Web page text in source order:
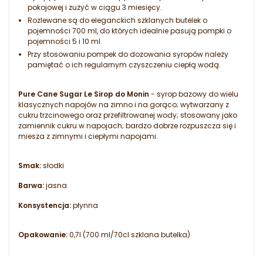
pokojowej i zużyć w ciągu 3 miesięcy.
Rozlewane są do eleganckich szklanych butelek o
pojemności 700 ml, do których idealnie pasują pompki o
pojemności 5 i 10 ml.
Przy stosowaniu pompek do dozowania syropów należy
pamiętać o ich regularnym czyszczeniu ciepłą wodą.
Pure Cane Sugar Le Sirop do Monin - syrop bazowy do wielu
klasycznych napojów na zimno i na gorąco; wytwarzany z
cukru trzcinowego oraz przefiltrowanej wody; stosowany jako
zamiennik cukru w napojach; bardzo dobrze rozpuszcza się i
miesza z zimnymi i ciepłymi napojami.
Smak:słodki
Barwa:jasna
Konsystencja:płynna
Opakowanie:0,7l (700 ml/70cl szklana butelka)